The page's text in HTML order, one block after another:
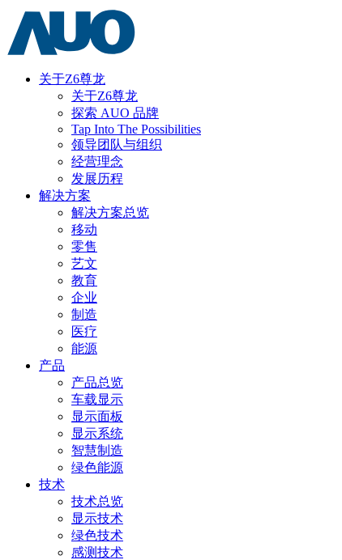
关于Z6尊龙
关于Z6尊龙
探索 AUO 品牌
Tap Into The Possibilities
领导团队与组织
经营理念
发展历程
解决方案
解决方案总览
移动
零售
艺文
教育
企业
制造
医疗
能源
产品
产品总览
车载显示
显示面板
显示系统
智慧制造
绿色能源
技术
技术总览
显示技术
绿色技术
感测技术